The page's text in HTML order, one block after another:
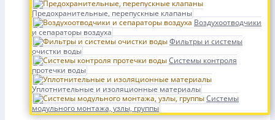
Предохранительные, перепускные клапаны
Воздухоотводчики
и сепараторы воздуха
Фильтры и системы
очистки воды
Системы контроля
протечки воды
Уплотнительные и изоляционные материалы
Системы
модульного монтажа, узлы, группы